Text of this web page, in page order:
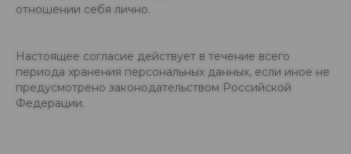
отношении себя лично.
Настоящее согласие действует в течение всего
периода хранения персональных данных, если иное не
предусмотрено законодательством Российской
Федерации.